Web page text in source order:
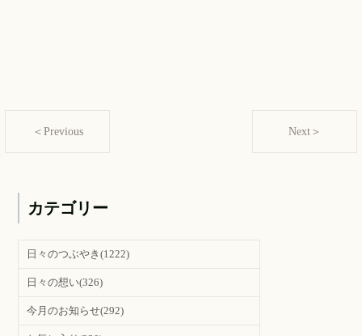
＜Previous Next＞
カテゴリー
日々のつぶやき(1222)
日々の想い(326)
今月のお知らせ(292)